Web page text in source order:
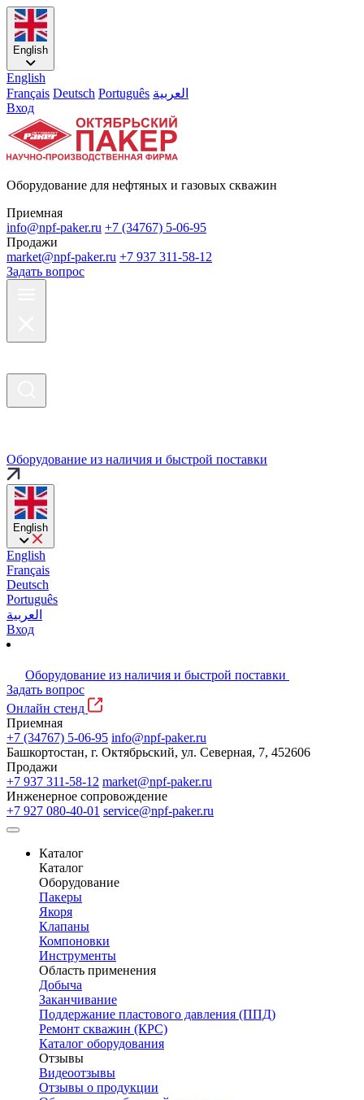
English
English
Français Deutsch Português العربية
Вход
Оборудование для нефтяных и газовых скважин
Приемная
info@npf-paker.ru +7 (34767) 5-06-95
Продажи
market@npf-paker.ru +7 937 311-58-12
Задать вопрос
Оборудование из наличия и быстрой поставки
English
English
Français
Deutsch
Português
العربية
Вход
Оборудование из наличия и быстрой поставки
Задать вопрос
Онлайн стенд
Приемная
+7 (34767) 5-06-95 info@npf-paker.ru
Башкортостан, г. Октябрьский, ул. Северная, 7, 452606
Продажи
+7 937 311-58-12 market@npf-paker.ru
Инженерное сопровождение
+7 927 080-40-01 service@npf-paker.ru
Каталог
Каталог
Оборудование
Пакеры
Якоря
Клапаны
Компоновки
Инструменты
Область применения
Добыча
Заканчивание
Поддержание пластового давления (ППД)
Ремонт скважин (КРС)
Каталог оборудования
Отзывы
Видеоотзывы
Отзывы о продукции